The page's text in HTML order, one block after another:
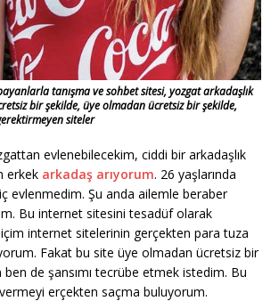
tanışma ve sohbet sitesi, yozgat arkadaşlık
bir şekilde, üye olmadan ücretsiz bir şekilde,
siteler
evlenebilecekim, ciddi bir arkadaşlık
erkek arkadaş arıyorum. 26 yaşlarında
evlenmedim. Şu anda ailemle beraber
Bu internet sitesini tesadüf olarak
internet sitelerinin gerçekten para tuza
Fakat bu site üye olmadan ücretsiz bir
de şansımı tecrübe etmek istedim. Bu
erçekten saçma buluyorum.